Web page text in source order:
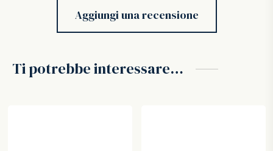
Aggiungi una recensione
Ti potrebbe interessare…